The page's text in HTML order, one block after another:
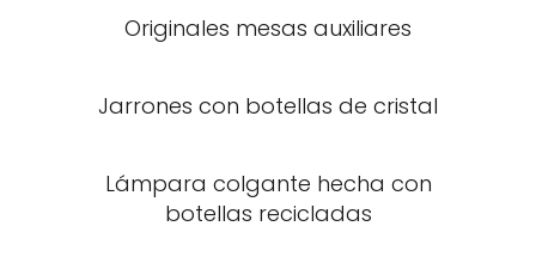
Originales mesas auxiliares
Jarrones con botellas de cristal
Lámpara colgante hecha con
botellas recicladas